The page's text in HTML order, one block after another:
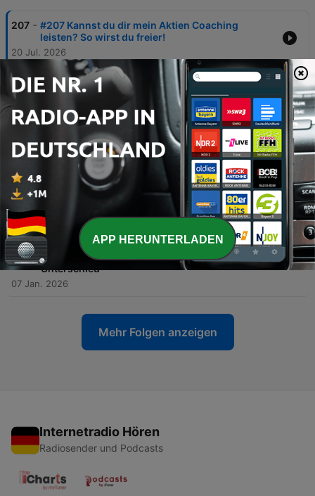
207 - #207 Kannst du dir mein Aktien Coaching
leisten? So wirst du freier!
20 Jul. 2026
206 - #206 Novo Nordisk, LVMH, PepsiCo & Munich Re
- DEIN Fehler!
15 Jul. 2026
#205 Selbstständig & keine Aktien? Das kostet
dich Millionen und Flexibilität
204 - #204 Novo Nordisk, Zoetis, Monster &
Nemetschek: Ist Geduld die Lösung?
22 Mai 2026
203 - #203 PepsiCo vs. Zoetis: Die
Ausschüttungsquote macht langfristig den
Unterschied
07 Jan. 2026
Mehr Folgen anzeigen
Internetradio Hören
Radiosender und Podcasts
APP HERUNTERLADEN